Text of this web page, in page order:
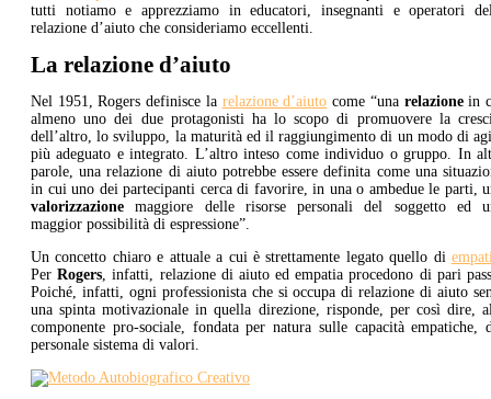
tutti notiamo e apprezziamo in educatori, insegnanti e operatori
relazione d’aiuto che consideriamo eccellenti.
La relazione d’aiuto
Nel 1951, Rogers definisce la relazione d’aiuto come “una relazionein
almeno uno dei due protagonisti ha lo scopo di promuovere la
dell’altro, lo sviluppo, la maturità ed il raggiungimento di un modo di
più adeguato e integrato. L’altro inteso come individuo o gruppo. In
parole, una relazione di aiuto potrebbe essere definita come una
in cui uno dei partecipanti cerca di favorire, in una o ambedue le parti,
valorizzazione maggiore delle risorse personali del soggetto ed
maggior possibilità di espressione”.
Un concetto chiaro e attuale a cui è strettamente legato quello di
PerRogers , infatti, relazione di aiuto ed empatia procedono di pari
Poiché, infatti, ogni professionista che si occupa di relazione di aiuto
una spinta motivazionale in quella direzione, risponde, per così dire,
componente pro-sociale, fondata per natura sulle capacità empatiche,
personale sistema di valori.